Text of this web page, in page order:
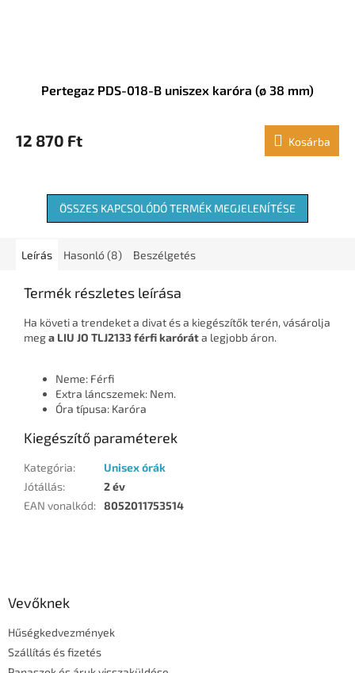
Pertegaz PDS-018-B uniszex karóra (ø 38 mm)
12 870 Ft Kosárba
ÖSSZES KAPCSOLÓDÓ TERMÉK MEGJELENÍTÉSE
Leírás Hasonló (8) Beszélgetés
Termék részletes leírása
Ha követi a trendeket a divat és a kiegészítők terén, vásárolja
mega LIU JO TLJ2133 férfi karóráta legjobb áron.
Neme: Férfi
Extra láncszemek: Nem.
Óra típusa: Karóra
Kiegészítő paraméterek
Kategória:
Unisex órák
Jótállás:
2 év
EAN vonalkód: 8052011753514
Vevőknek
Hűségkedvezmények
Szállítás és fizetés